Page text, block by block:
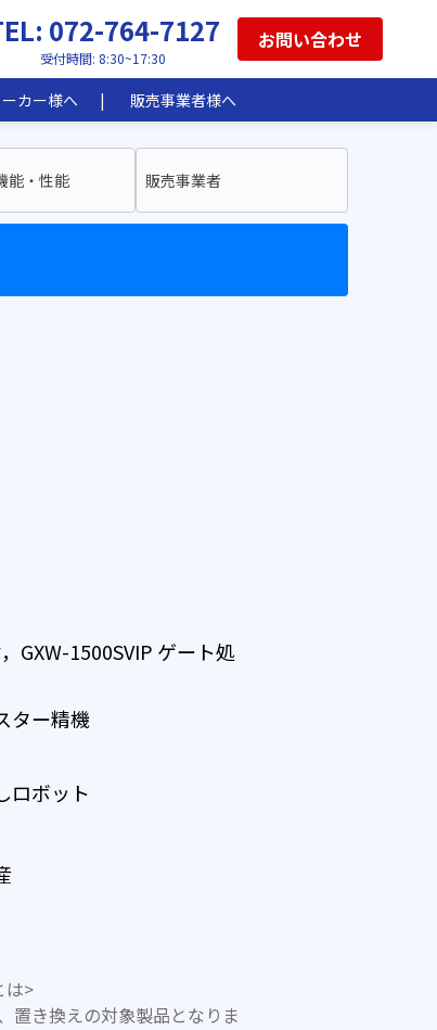
072-764-7127
受付時間: 8:30~17:30
お問い合わせ
カー様へ 販売事業者様へ
能・性能 販売事業者
GXW-1500SVIP ゲート処
ター精機
ロボット
は>
置き換えの対象製品となりま